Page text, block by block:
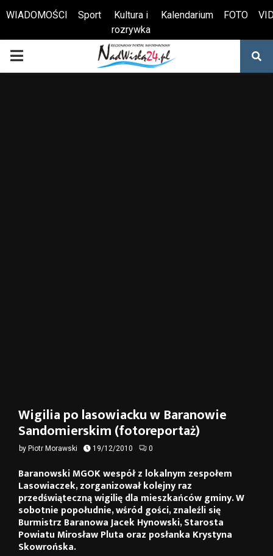
Otwórz pasek narzędzi
WIADOMOŚCI Sport
Kultura i
rozrywka
Kalendarium FOTO
PRIMARY
Wigilia po lasowiacku w Baranowie
Sandomierskim (fotoreportaż)
by Piotr Morawski 19/12/2010 0
Baranowski MGOK wespół z lokalnym zespołem
Lasowiaczek, zorganizował kolejny raz
przedświąteczną wigilię dla mieszkańców gminy. W
sobotnie popołudnie, wśród gości, znaleźli się
Burmistrz Baranowa Jacek Hynowski, Starosta
Powiatu Mirosław Pluta oraz posłanka Krystyna
Skowrońska.